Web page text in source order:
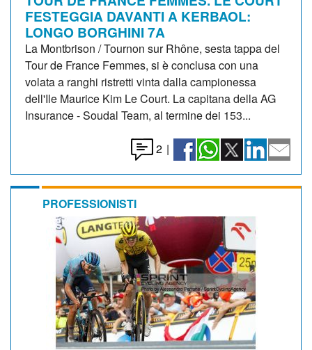
FESTEGGIA DAVANTI A KERBAOL:
LONGO BORGHINI 7A
La Montbrison / Tournon sur Rhône, sesta tappa del
Tour de France Femmes, si è conclusa con una
volata a ranghi ristretti vinta dalla campionessa
dell'Ile Maurice Kim Le Court. La capitana della AG
Insurance - Soudal Team, al termine dei 153...
2 |
PROFESSIONISTI